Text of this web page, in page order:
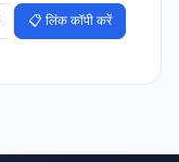
📋 लिंक कॉपी करें